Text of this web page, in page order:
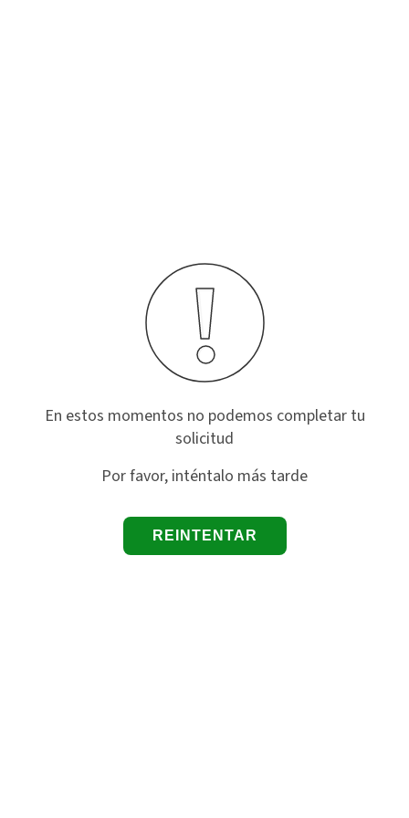
En estos momentos no podemos completar tu
solicitud
Por favor, inténtalo más tarde
REINTENTAR